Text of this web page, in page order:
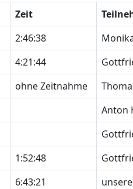
Zeit
2:46:38
4:21:44
ohne Zeitnahme
Anton
1:52:48
6:43:21